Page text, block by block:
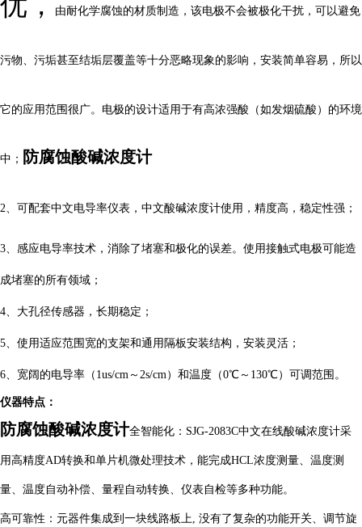
由耐化学腐蚀的材质制造，该电极不会被极化干扰，可以避免
污物、污垢甚至结垢层覆盖等十分恶略现象的影响，安装简单容易，所以
它的应用范围很广。电极的设计适用于有高浓强酸（如发烟硫酸）的环境
中 ； 防腐蚀酸碱浓度计
2、可配套中文电导率仪表，中文酸碱浓度计使用，精度高，稳定性强；
3、 感应电导率技术，消除了堵塞和极化的误差。使用接触式电极可能造
成堵塞的所有领域 ；
4、 大孔径传感器，长期稳定 ；
5、 使用适应范围宽的支架和通用隔板安装结构，安装灵活 ；
6、 宽阔的电导率（ 1us/cm ～ 2s/cm）和温度（0℃ ～ 130℃）可调范围 。
仪器特点：
防腐蚀酸碱浓度计全智能化： SJG-2083C中文在线酸碱浓度计采
用高精度AD转换和单片机微处理技术，能完成HCL浓度测量、温度测
量、温度自动补偿、量程自动转换、仪表自检等多种功能。
高可靠性： 元器件集成到一块线路板上, 没有了复杂的功能开关、调节旋